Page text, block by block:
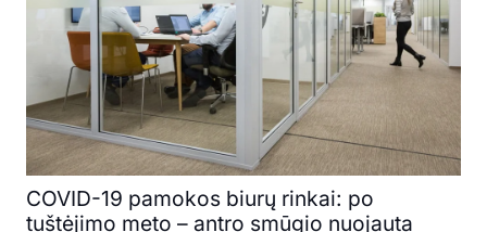
COVID-19 pamokos biurų rinkai: po
tuštėjimo meto – antro smūgio nuojauta